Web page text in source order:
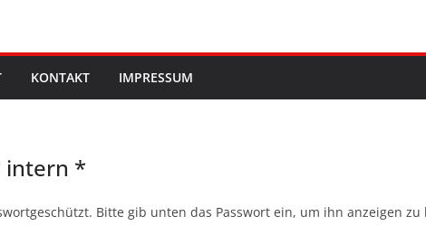
KONTAKT IMPRESSUM
intern *
Bitte gib unten das Passwort ein, um ihn anzeigen zu